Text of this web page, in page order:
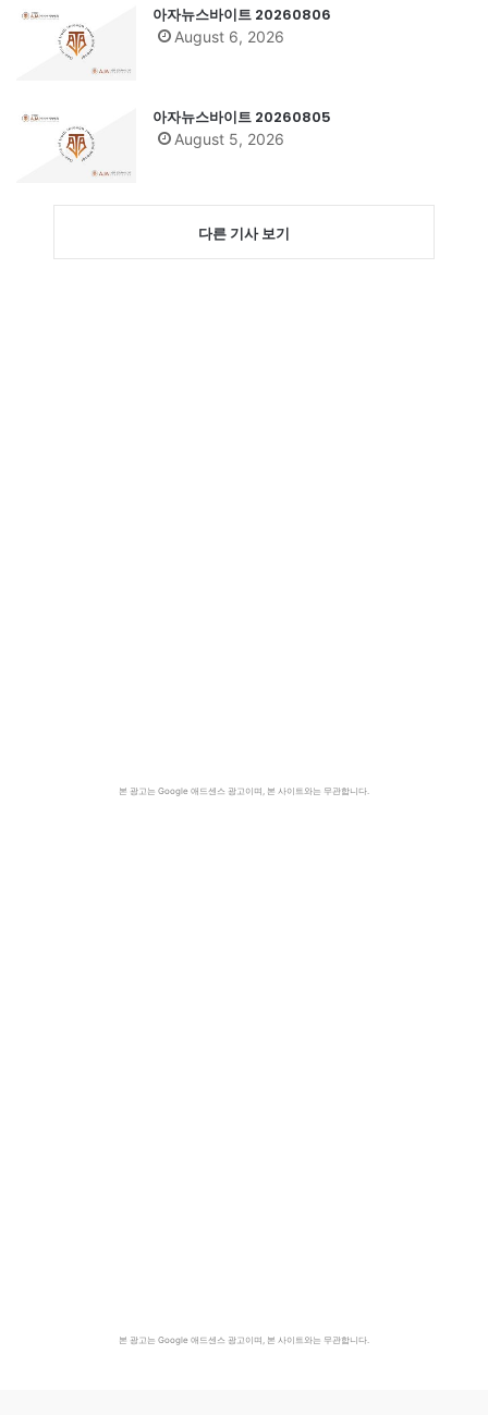
아자뉴스바이트 20260806
August 6, 2026
아자뉴스바이트 20260805
August 5, 2026
다른 기사 보기
본 광고는 Google 애드센스 광고이며, 본 사이트와는 무관합니다.
본 광고는 Google 애드센스 광고이며, 본 사이트와는 무관합니다.